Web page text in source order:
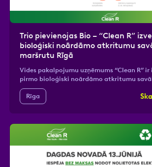
Trio pievienojas Bio – “Clean R”
bioloģiski noārdāmo atkritumu
maršrutu Rīgā
Vides pakalpojumu uzņēmums “Clean R”
pirmo bioloģiski noārdāmo atkritumu
Rīga